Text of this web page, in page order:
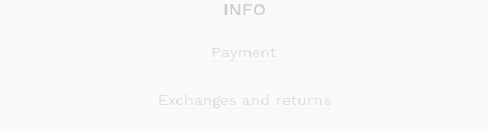
INFO
Payment
Exchanges and returns